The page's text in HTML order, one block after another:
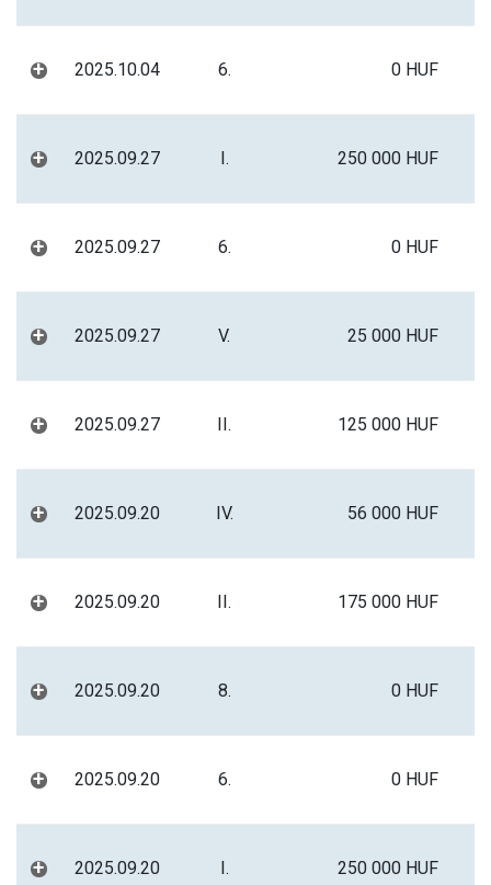
+ 2025.10.04 6. 0 HUF
+ 2025.09.27 I. 250 000 HUF
+ 2025.09.27 6. 0 HUF
+ 2025.09.27 V. 25 000 HUF
+ 2025.09.27 II. 125 000 HUF
+ 2025.09.20 IV. 56 000 HUF
+ 2025.09.20 II. 175 000 HUF
+ 2025.09.20 8. 0 HUF
+ 2025.09.20 6. 0 HUF
+ 2025.09.20 I. 250 000 HUF